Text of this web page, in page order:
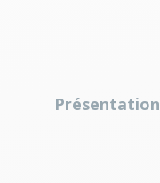
Présentation